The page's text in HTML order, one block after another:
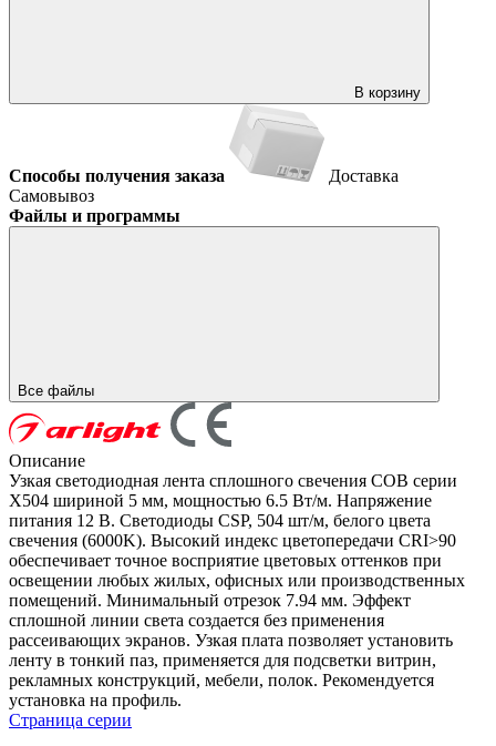
В корзину
Способы получения заказа
Доставка
Самовывоз
Файлы и программы
Все файлы
Описание
Узкая светодиодная лента сплошного свечения COB серии
X504 шириной 5 мм, мощностью 6.5 Вт/м. Напряжение
питания 12 В. Светодиоды CSP, 504 шт/м, белого цвета
свечения (6000K). Высокий индекс цветопередачи CRI>90
обеспечивает точное восприятие цветовых оттенков при
освещении любых жилых, офисных или производственных
помещений. Минимальный отрезок 7.94 мм. Эффект
сплошной линии света создается без применения
рассеивающих экранов. Узкая плата позволяет установить
ленту в тонкий паз, применяется для подсветки витрин,
рекламных конструкций, мебели, полок. Рекомендуется
установка на профиль.
Страница серии